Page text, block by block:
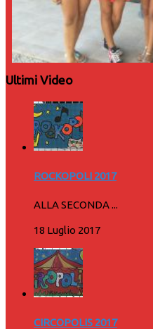
Ultimi Video
ROCKOPOLI 2017
ALLA SECONDA ...
18 Luglio 2017
CIRCOPOLIS 2017